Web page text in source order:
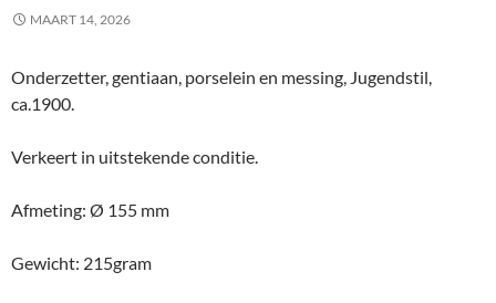
MAART 14, 2026
Onderzetter, gentiaan, porselein en messing, Jugendstil,
ca.1900.
Verkeert in uitstekende conditie.
Afmeting: Ø 155 mm
Gewicht: 215gram